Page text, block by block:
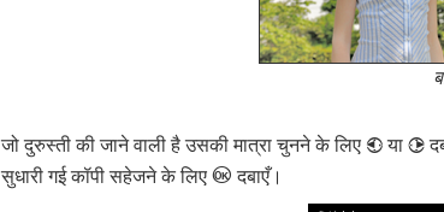
जो दुरुस्ती की जाने वाली है उसकी मात्रा चुनने के लिए 4या 2
सुधारी गई कॉपी सहेजने के लिए J दबाएँ।